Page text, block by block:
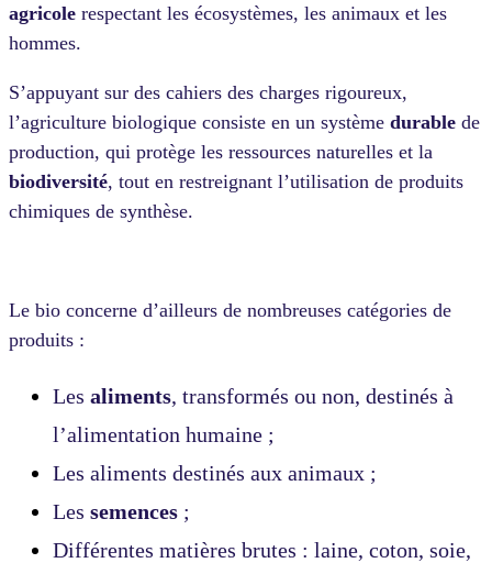
agricole respectant les écosystèmes, les animaux et les
hommes.
S’appuyant sur des cahiers des charges rigoureux,
l’agriculture biologique consiste en un système durable de
production, qui protège les ressources naturelles et la
biodiversité, tout en restreignant l’utilisation de produits
chimiques de synthèse.
Le bio concerne d’ailleurs de nombreuses catégories de
produits :
Les aliments, transformés ou non, destinés à
l’alimentation humaine ;
Les aliments destinés aux animaux ;
Les semences ;
Différentes matières brutes : laine, coton, soie,